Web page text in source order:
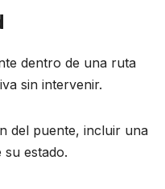
dentro de una ruta
sin intervenir.
del puente, incluir una
estado.